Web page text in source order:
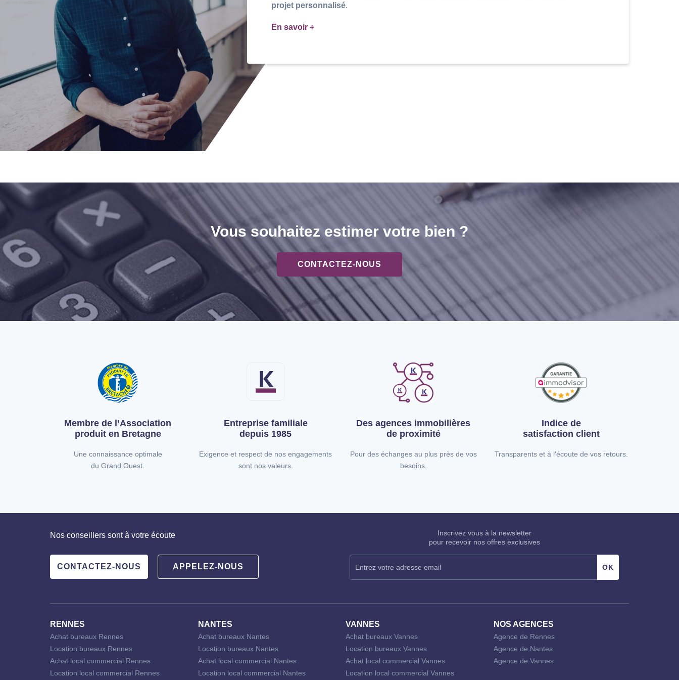
projet personnalisé.
En savoir +
Vous souhaitez estimer votre bien ?
CONTACTEZ-NOUS
Membre de l’Association
produit en Bretagne
Une connaissance optimale
du Grand Ouest.
Entreprise familiale
depuis 1985
Exigence et respect de nos engagements
sont nos valeurs.
Des agences immobilières
de proximité
Pour des échanges au plus près de vos
besoins.
Indice de
satisfaction client
Transparents et à l'écoute de vos retours.
Nos conseillers sont à votre écoute
CONTACTEZ-NOUS APPELEZ-NOUS
Inscrivez vous à la newsletter
pour recevoir nos offres exclusives
RENNES
Achat bureaux Rennes
Location bureaux Rennes
Achat local commercial Rennes
Location local commercial Rennes
NANTES
Achat bureaux Nantes
Location bureaux Nantes
Achat local commercial Nantes
Location local commercial Nantes
VANNES
Achat bureaux Vannes
Location bureaux Vannes
Achat local commercial Vannes
Location local commercial Vannes
NOS AGENCES
Agence de Rennes
Agence de Nantes
Agence de Vannes